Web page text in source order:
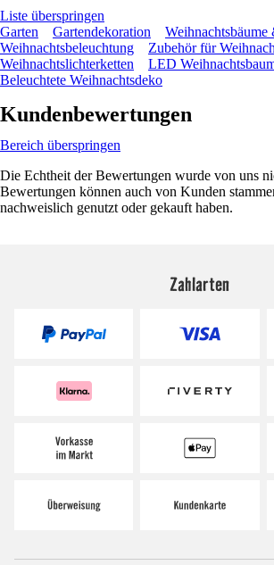
Liste überspringen
Garten
Gartendekoration
Weihnachtsbeleuchtung
Zubehör für
Weihnachtslichterketten
LED
Beleuchtete Weihnachtsdeko
Kundenbewertungen
Bereich überspringen
Die Echtheit der Bewertungen wurde von uns
Bewertungen können auch von Kunden
nachweislich genutzt oder gekauft haben.
Zahlarten